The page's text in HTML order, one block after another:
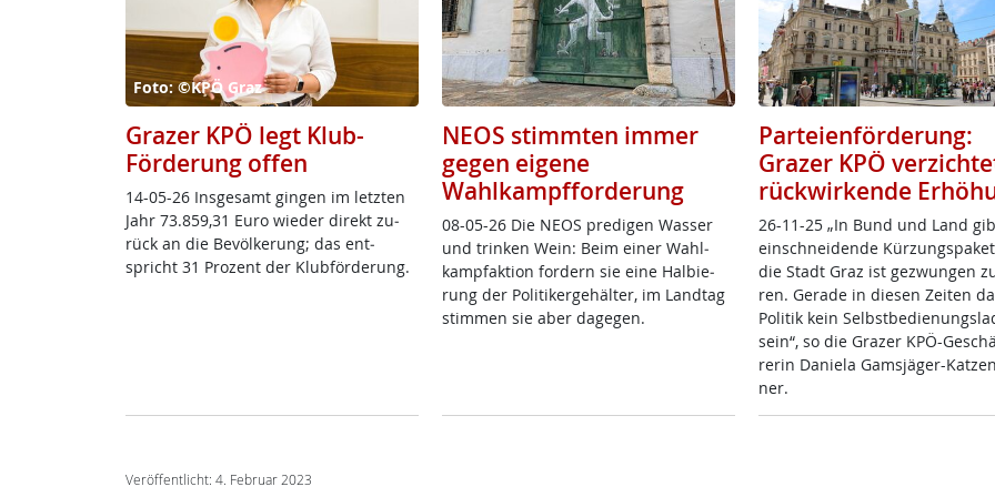
Foto: ©KPÖ Graz
Grazer KPÖ legt Klub-
Förderung offen
14-05-26 Ins­ge­s­amt gin­gen im letz­ten
Jahr 73.859,31 Eu­ro wie­der di­rekt zu­
rück an die Be­völ­ke­rung; das ent­
spricht 31 Pro­zent der Klub­för­de­rung.
NEOS stimmten immer
gegen eigene
Wahlkampfforderung
08-05-26 Die NE­OS pre­di­gen Was­ser
und trin­ken Wein: Beim ei­ner Wahl­
kamp­f­ak­ti­on for­dern sie ei­ne Hal­bie­
rung der Po­li­ti­ker­ge­häl­ter, im Land­tag
stim­men sie aber da­ge­gen.
Parteienförderung:
Grazer KPÖ
rückwirkende
26-11-25 „In Bund und Land
ein­schnei­den­de
die Stadt Graz ist ge­zwun­gen
ren. Ge­ra­de in die­sen Zei­ten
Po­li­tik kein
sein“, so die Gra­zer KPÖ-
re­rin Da­nie­la Gams­jä­ger-
ner.
Veröffentlicht: 4. Februar 2023